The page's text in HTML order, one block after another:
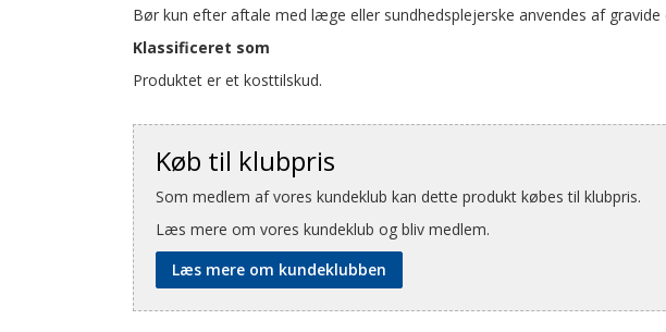
Bør kun efter aftale med læge eller sundhedsplejerske anvendes af gravide
Klassificeret som
Produktet er et kosttilskud.
Køb til klubpris
Som medlem af vores kundeklub kan dette produkt købes til klubpris.
Læs mere om vores kundeklub og bliv medlem.
Læs mere om kundeklubben